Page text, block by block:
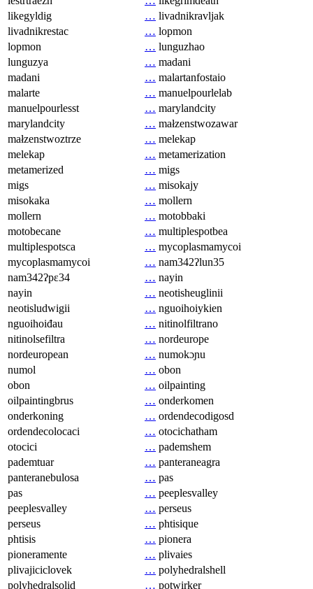
likegyldig
… livadnikravljak
livadnikrestac
… lopmon
lopmon
… lunguzhao
lunguzya
… madani
madani
… malartanfostaio
malarte
… manuelpourlelab
manuelpourlesst
… marylandcity
marylandcity
… małzenstwozawar
małzenstwoztrze
… melekap
melekap
… metamerization
metamerized
… migs
migs
… misokajy
misokaka
… mollern
mollern
… motobbaki
motobecane
… multiplespotbea
multiplespotsca
… mycoplasmamycoi
mycoplasmamycoi
… nam342ʔlun35
nam342ʔpɛ34
… nayin
nayin
… neotisheuglinii
neotisludwigii
… nguoihoiykien
nguoihoiđau
… nitinolfiltrano
nitinolsefiltra
… nordeurope
nordeuropean
… numokɔɲu
numol
… obon
obon
… oilpainting
oilpaintingbrus
… onderkomen
onderkoning
… ordendecodigosd
ordendecolocaci
… otocichatham
otocici
… pademshem
pademtuar
… panteraneagra
panteranebulosa
… pas
pas
… peeplesvalley
peeplesvalley
… perseus
perseus
… phtisique
phtisis
… pionera
pioneramente
… plivaies
plivajiciclovek
… polyhedralshell
polyhedralsolid
… potwirker